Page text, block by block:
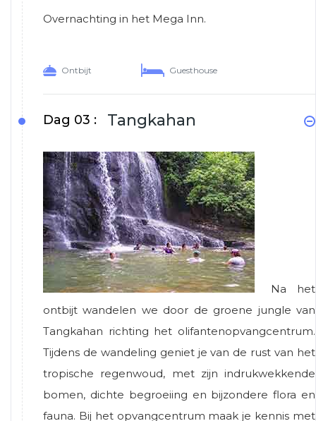
Overnachting in het Mega Inn.
Ontbijt Guesthouse
Dag 03 : Tangkahan
Na het
ontbijt wandelen we door de groene jungle van
Tangkahan richting het olifantenopvangcentrum.
Tijdens de wandeling geniet je van de rust van het
tropische regenwoud, met zijn indrukwekkende
bomen, dichte begroeiing en bijzondere flora en
fauna. Bij het opvangcentrum maak je kennis met